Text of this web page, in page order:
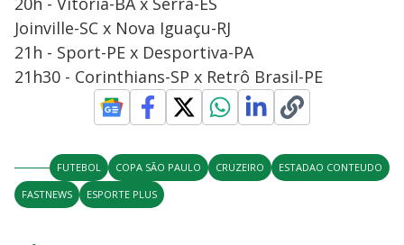
Joinville-SC x Nova Iguaçu-RJ
21h - Sport-PE x Desportiva-PA
21h30 - Corinthians-SP x Retrô Brasil-PE
FUTEBOL COPA SÃO PAULO CRUZEIRO
ESTADAO CONTEUDO
FASTNEWS
ESPORTE PLUS